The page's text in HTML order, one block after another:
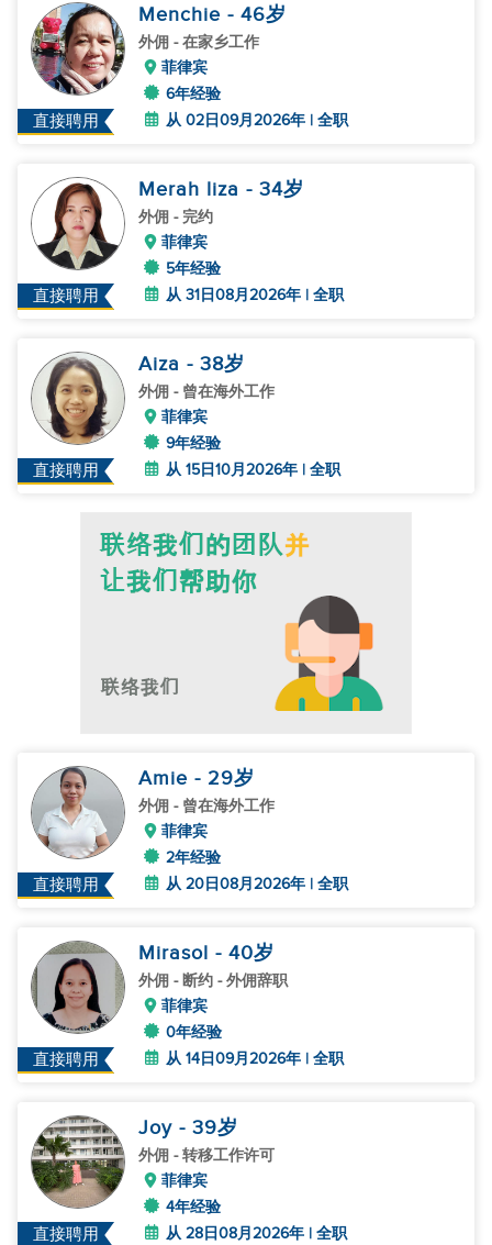
直接聘用
Menchie - 46岁
外佣 - 在家乡工作
菲律宾
6年经验
从 02日09月2026年 | 全职
直接聘用
Merah liza - 34岁
外佣 - 完约
菲律宾
5年经验
从 31日08月2026年 | 全职
直接聘用
Aiza - 38岁
外佣 - 曾在海外工作
菲律宾
9年经验
从 15日10月2026年 | 全职
直接聘用
Amie - 29岁
外佣 - 曾在海外工作
菲律宾
2年经验
从 20日08月2026年 | 全职
直接聘用
Mirasol - 40岁
外佣 - 断约 - 外佣辞职
菲律宾
0年经验
从 14日09月2026年 | 全职
直接聘用
Joy - 39岁
外佣 - 转移工作许可
菲律宾
4年经验
从 28日08月2026年 | 全职